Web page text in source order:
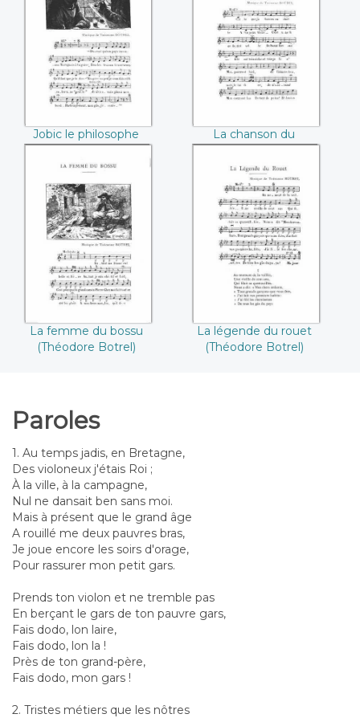
Jobic le philosophe
(Théodore Botrel)
Jobic le philosophe
(Théodore Botrel)
La chanson du
patour (Théodore
Botrel)
La chanson du
patour (Théodore
Botrel)
La femme du
bossu (Théodore
Botrel)
La femme du bossu
(Théodore Botrel)
La légende du
rouet (Théodore
Botrel)
La légende du rouet
(Théodore Botrel)
Paroles
1. Au temps jadis, en Bretagne,
Des violoneux j'étais Roi ;
À la ville, à la campagne,
Nul ne dansait ben sans moi.
Mais à présent que le grand âge
A rouillé me deux pauvres bras,
Je joue encore les soirs d'orage,
Pour rassurer mon petit gars.
Prends ton violon et ne tremble pas
En berçant le gars de ton pauvre gars,
Fais dodo, lon laire,
Fais dodo, lon la !
Près de ton grand-père,
Fais dodo, mon gars !
2. Tristes métiers que les nôtres